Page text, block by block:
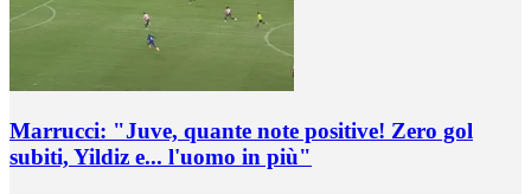
Marrucci: "Juve, quante note positive! Zero gol
subiti, Yildiz e... l'uomo in più"